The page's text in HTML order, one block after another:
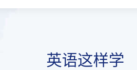
英语这样学